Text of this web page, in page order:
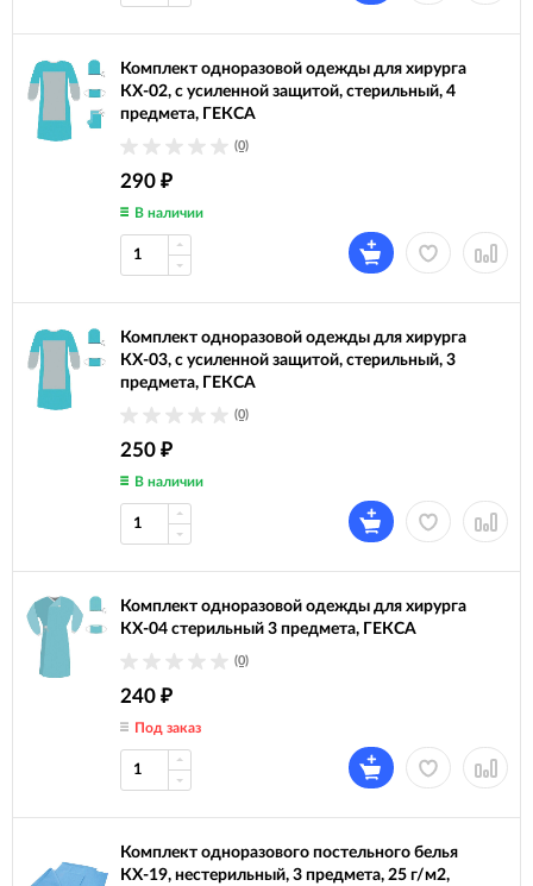
Комплект одноразовой одежды для хирурга
КХ-02, с усиленной защитой, стерильный, 4
предмета, ГЕКСА
(0)
290 ₽
В наличии
Комплект одноразовой одежды для хирурга
КХ-03, с усиленной защитой, стерильный, 3
предмета, ГЕКСА
(0)
250 ₽
В наличии
Комплект одноразовой одежды для хирурга
КХ-04 стерильный 3 предмета, ГЕКСА
(0)
240 ₽
Под заказ
Комплект одноразового постельного белья
КХ-19, нестерильный, 3 предмета, 25 г/м2,